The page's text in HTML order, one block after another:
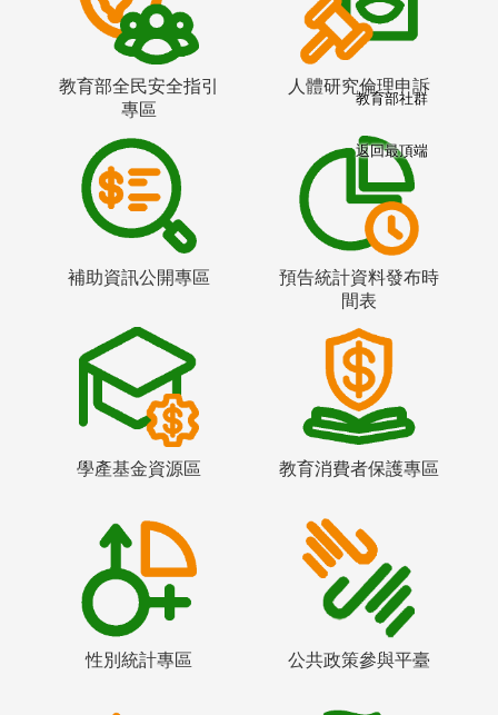
教育部全民安全指引
專區
人體研究倫理申訴
補助資訊公開專區
預告統計資料發布時
間表
學產基金資源區 教育消費者保護專區
性別統計專區 公共政策參與平臺
教育部社群
返回最頂端